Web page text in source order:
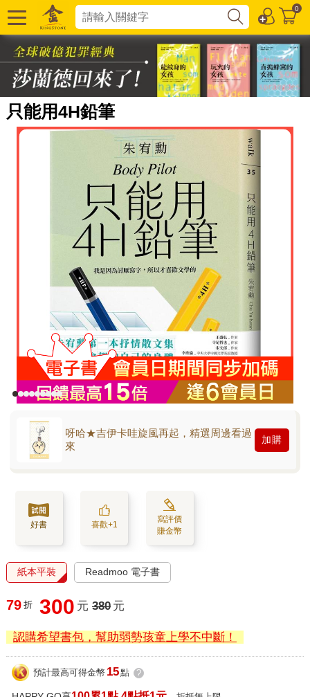
0
只能用4H鉛筆
呀哈★吉伊卡哇旋風再起，精選周邊看過
來
加購
好書 喜歡+1
寫評價
賺金幣
紙本平裝 Readmoo 電子書
79 折 300 元 380 元
認購希望書包，幫助弱勢孩童上學不中斷！
預計最高可得金幣 15點 ?